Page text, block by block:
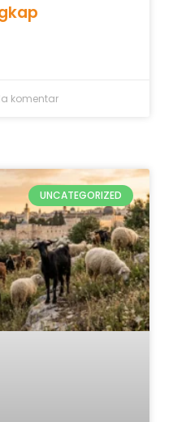
komentar
UNCATEGORIZED